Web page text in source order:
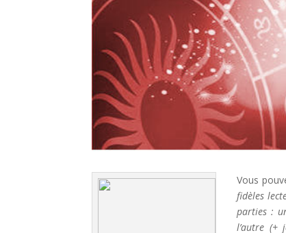
Vous
fidèles
parties :
l’autre (+